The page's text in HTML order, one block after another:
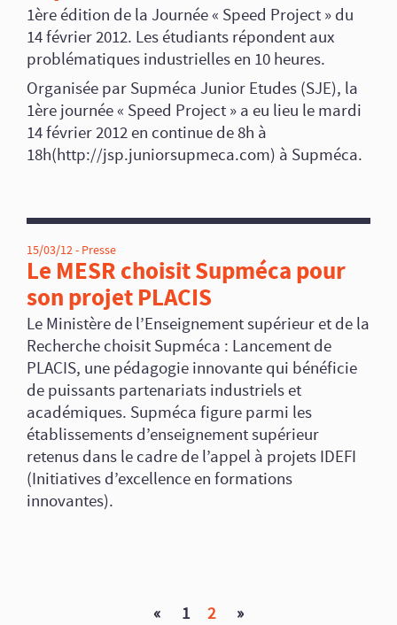
1ère édition de la Journée « Speed Project » du
14 février 2012. Les étudiants répondent aux
problématiques industrielles en 10 heures.
Organisée par Supméca Junior Etudes (SJE), la
1ère journée « Speed Project » a eu lieu le mardi
14 février 2012 en continue de 8h à
18h(http://jsp.juniorsupmeca.com) à Supméca.
15/03/12 - Presse
Le MESR choisit Supméca pour
son projet PLACIS
Le Ministère de l’Enseignement supérieur et de la
Recherche choisit Supméca : Lancement de
PLACIS, une pédagogie innovante qui bénéficie
de puissants partenariats industriels et
académiques. Supméca figure parmi les
établissements d’enseignement supérieur
retenus dans le cadre de l’appel à projets IDEFI
(Initiatives d’excellence en formations
innovantes).
« 1 2 »